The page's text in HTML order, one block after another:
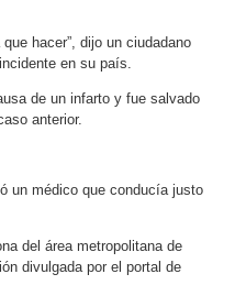
hacer”, dijo un ciudadano
en su país.
de un infarto y fue salvado
anterior.
un médico que conducía justo
del área metropolitana de
divulgada por el portal de